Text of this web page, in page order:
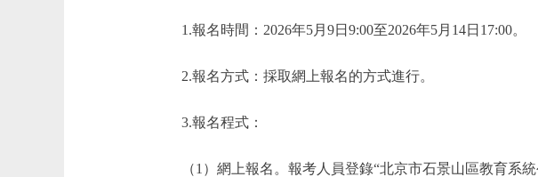
1.報名時間：2026年5月9日9:00至2026年5月14日17:00。
2.報名方式：採取網上報名的方式進行。
3.報名程式：
（1）網上報名。報考人員登錄“北京市石景山區教育系統